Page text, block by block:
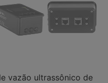
vazão ultrassônico de